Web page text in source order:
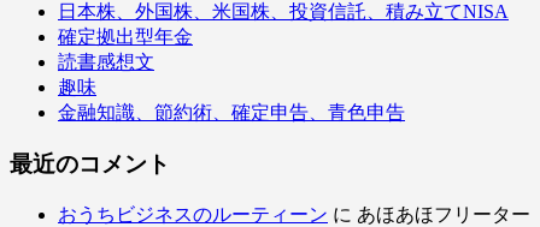
日本株、外国株、米国株、投資信託、積み立てNISA
確定拠出型年金
読書感想文
趣味
金融知識、節約術、確定申告、青色申告
最近のコメント
おうちビジネスのルーティーン に あほあほフリーター